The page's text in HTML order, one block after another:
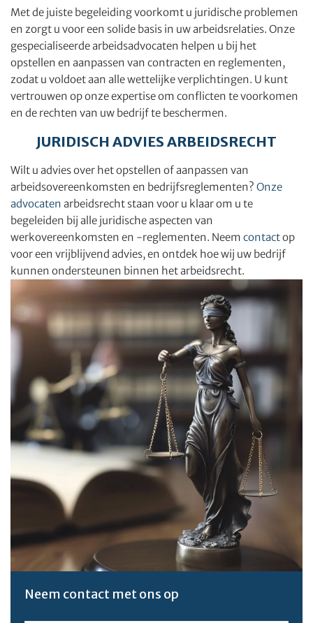
Met de juiste begeleiding voorkomt u juridische problemen
en zorgt u voor een solide basis in uw arbeidsrelaties. Onze
gespecialiseerde arbeidsadvocaten helpen u bij het
opstellen en aanpassen van contracten en reglementen,
zodat u voldoet aan alle wettelijke verplichtingen. U kunt
vertrouwen op onze expertise om conflicten te voorkomen
en de rechten van uw bedrijf te beschermen.
JURIDISCH ADVIES ARBEIDSRECHT
Wilt u advies over het opstellen of aanpassen van
arbeidsovereenkomsten en bedrijfsreglementen? Onze
advocaten arbeidsrecht staan voor u klaar om u te
begeleiden bij alle juridische aspecten van
werkovereenkomsten en -reglementen. Neem contactop
voor een vrijblijvend advies, en ontdek hoe wij uw bedrijf
kunnen ondersteunen binnen het arbeidsrecht.
Neem contact met ons op